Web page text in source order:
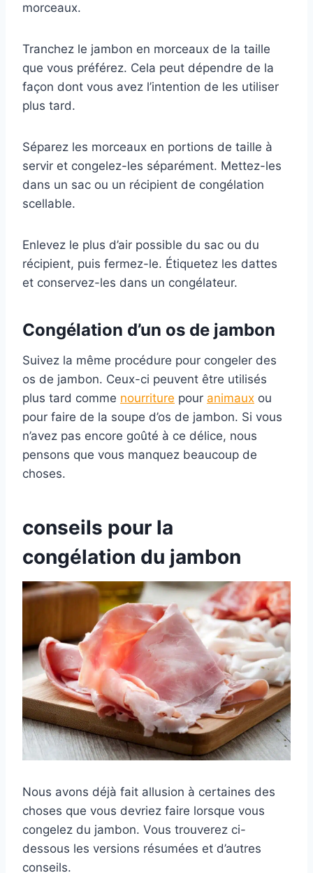
morceaux.
Tranchez le jambon en morceaux de la taille
que vous préférez. Cela peut dépendre de la
façon dont vous avez l’intention de les utiliser
plus tard.
Séparez les morceaux en portions de taille à
servir et congelez-les séparément. Mettez-les
dans un sac ou un récipient de congélation
scellable.
Enlevez le plus d’air possible du sac ou du
récipient, puis fermez-le. Étiquetez les dattes
et conservez-les dans un congélateur.
Congélation d’un os de jambon
Suivez la même procédure pour congeler des
os de jambon. Ceux-ci peuvent être utilisés
plus tard comme nourriture pour animaux ou
pour faire de la soupe d’os de jambon. Si vous
n’avez pas encore goûté à ce délice, nous
pensons que vous manquez beaucoup de
choses.
conseils pour la
congélation du jambon
Nous avons déjà fait allusion à certaines des
choses que vous devriez faire lorsque vous
congelez du jambon. Vous trouverez ci-
dessous les versions résumées et d’autres
conseils.